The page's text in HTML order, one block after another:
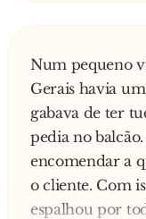
— Ah! Deve ser
— É assim:
vez, meia
e tira um dente
depois você
logo em cima
anos, já
Num pequeno
Gerais havia
gabava de ter
pedia no
encomendar a
o cliente. Com
espalhou por